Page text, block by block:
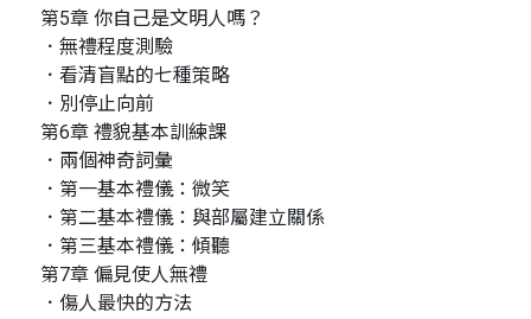
第5章 你自己是文明人嗎？
．無禮程度測驗
．看清盲點的七種策略
．別停止向前
第6章 禮貌基本訓練課
．兩個神奇詞彙
．第一基本禮儀：微笑
．第二基本禮儀：與部屬建立關係
．第三基本禮儀：傾聽
第7章 偏見使人無禮
．傷人最快的方法